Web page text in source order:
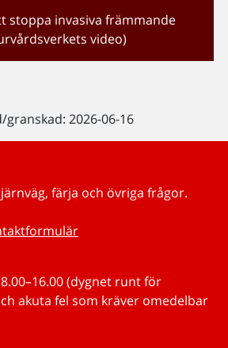
stoppa invasiva främmande
video)
2026-06-16
färja och övriga frågor.
(dygnet runt för
akuta fel som kräver omedelbar